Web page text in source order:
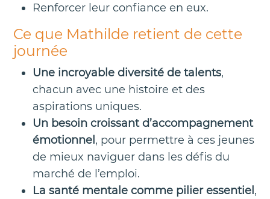
Renforcer leur confiance en eux.
Ce que Mathilde retient de cette
journée
Une incroyable diversité de talents,
chacun avec une histoire et des
aspirations uniques.
Un besoin croissant d’accompagnement
émotionnel , pour permettre à ces jeunes
de mieux naviguer dans les défis du
marché de l’emploi.
La santé mentale comme pilier essentiel ,